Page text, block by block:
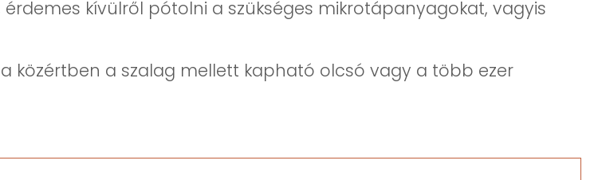
kívülről pótolni a szükséges mikrotápanyagokat, vagyis
közértben a szalag mellett kapható olcsó vagy a több ezer